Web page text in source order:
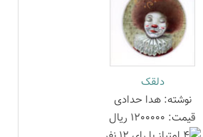
دلقک
نوشته: هدا حدادی
قیمت: 1200000 ریال